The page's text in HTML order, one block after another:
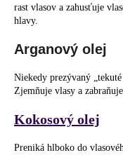
rast vlasov a zahusťuje
hlavy.
Arganový olej
Niekedy prezývaný
Zjemňuje vlasy a
Kokosový olej
Preniká hlboko do